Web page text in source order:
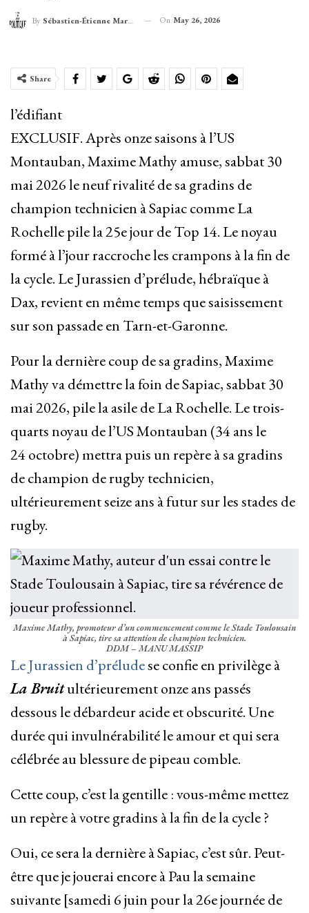
By Sébastien-Étienne Marechal On May 26, 2026
Share
l’édifiant
EXCLUSIF. Après onze saisons à l’US
Montauban, Maxime Mathy amuse, sabbat 30
mai 2026 le neuf rivalité de sa gradins de
champion technicien à Sapiac comme La
Rochelle pile la 25e jour de Top 14. Le noyau
formé à l’jour raccroche les crampons à la fin de
la cycle. Le Jurassien d’prélude, hébraïque à
Dax, revient en même temps que saisissement
sur son passade en Tarn-et-Garonne.
Pour la dernière coup de sa gradins, Maxime
Mathy va démettre la foin de Sapiac, sabbat 30
mai 2026, pile la asile de La Rochelle. Le trois-
quarts noyau de l’US Montauban (34 ans le
24 octobre) mettra puis un repère à sa gradins
de champion de rugby technicien,
ultérieurement seize ans à futur sur les stades de
rugby.
Maxime Mathy, promoteur d’un commencement comme le Stade Toulousain
à Sapiac, tire sa attention de champion technicien.
DDM – MANU MASSIP
Le Jurassien d’préludese confie en privilège à
La Bruitultérieurement onze ans passés
dessous le débardeur acide et obscurité. Une
durée qui invulnérabilité le amour et qui sera
célébrée au blessure de pipeau comble.
Cette coup, c’est la gentille : vous-même mettez
un repère à votre gradins à la fin de la cycle ?
Oui, ce sera la dernière à Sapiac, c’est sûr. Peut-
être que je jouerai encore à Pau la semaine
suivante [samedi 6 juin pour la 26e journée de